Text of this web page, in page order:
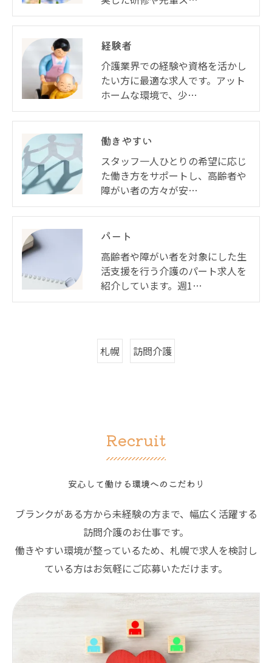
経験者
介護業界での経験や資格を活かし
たい方に最適な求人です。アット
ホームな環境で、少…
働きやすい
スタッフ一人ひとりの希望に応じ
た働き方をサポートし、高齢者や
障がい者の方々が安…
パート
高齢者や障がい者を対象にした生
活支援を行う介護のパート求人を
紹介しています。週1…
札幌 訪問介護
Recruit
安心して働ける環境へのこだわり
ブランクがある方から未経験の方まで、幅広く活躍する
訪問介護のお仕事です。
働きやすい環境が整っているため、札幌で求人を検討し
ている方はお気軽にご応募いただけます。